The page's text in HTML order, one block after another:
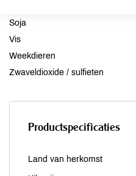
Soja
Vis
Weekdieren
Zwaveldioxide / sulfieten
Productspecificaties
Land van herkomst